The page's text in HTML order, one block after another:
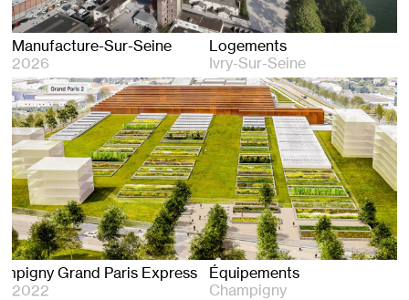
Manufacture-Sur-Seine
2026
Logements
Ivry-Sur-Seine
SMR Champigny Grand Paris Express
2022
Équipements
Champigny